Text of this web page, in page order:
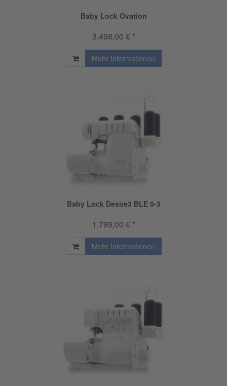
Baby Lock Ovation
3.498,00 € *
Mehr Informationen
Baby Lock Desire3 BLE 5-3
1.799,00 € *
Mehr Informationen